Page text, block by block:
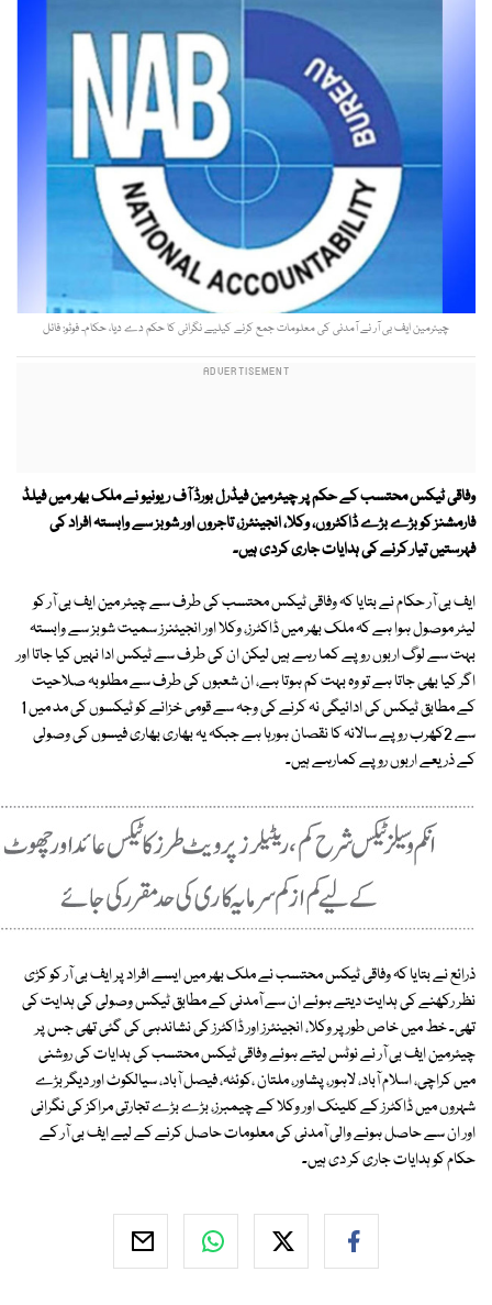
چیئرمین ایف بی آر نے آمدنی کی معلومات جمع کرنے کیلیے نگرانی کا حکم دے دیا، حکام۔ فوٹو: فائل
وفاقی ٹیکس محتسب کے حکم پر چیئرمین فیڈرل بورڈ آف ریونیو نے ملک بھر میں فیلڈ
فارمشنز کو بڑے بڑے ڈاکٹروں، وکلا، انجینئرز، تاجروں اور شوبز سے وابستہ افراد کی
فہرستیں تیار کرنے کی ہدایات جاری کردی ہیں۔
ایف بی آر حکام نے بتایا کہ وفاقی ٹیکس محتسب کی طرف سے چیئر مین ایف بی آر کو
لیٹر موصول ہوا ہے کہ ملک بھر میں ڈاکٹرز، وکلا اور انجیئنرز سمیت شوبز سے وابستہ
بہت سے لوگ اربوں روپے کما رہے ہیں لیکن ان کی طرف سے ٹیکس ادا نہیں کیا جاتا اور
اگر کیا بھی جاتا ہے تو وہ بہت کم ہوتا ہے، ان شعبوں کی طرف سے مطلوبہ صلاحیت
کے مطابق ٹیکس کی ادائیگی نہ کرنے کی وجہ سے قومی خزانے کو ٹیکسوں کی مد میں 1
سے 2کھرب روپے سالانہ کا نقصان ہورہا ہے جبکہ یہ بھاری بھاری فیسوں کی وصولی
کے ذریعے اربوں روپے کمارہے ہیں۔
ذرائع نے بتایا کہ وفاقی ٹیکس محتسب نے ملک بھر میں ایسے افراد پر ایف بی آر کو کڑی
نظر رکھنے کی ہدایت دیتے ہوئے ان سے آمدنی کے مطابق ٹیکس وصولی کی ہدایت کی
تھی۔ خط میں خاص طور پر وکلا، انجینئرز اور ڈاکٹرز کی نشاندہی کی گئی تھی جس پر
چیئرمین ایف بی آر نے نوٹس لیتے ہوئے وفاقی ٹیکس محتسب کی ہدایات کی روشنی
میں کراچی، اسلام آباد، لاہور، پشاور، ملتان ،کوئٹہ، فیصل آباد، سیالکوٹ اور دیگر بڑے
شہروں میں ڈاکٹرز کے کلینک اور وکلا کے چیمبرز، بڑے بڑے تجارتی مراکز کی نگرانی
اور ان سے حاصل ہونے والی آمدنی کی معلومات حاصل کرنے کے لیے ایف بی آر کے
حکام کو ہدایات جاری کر دی ہیں۔